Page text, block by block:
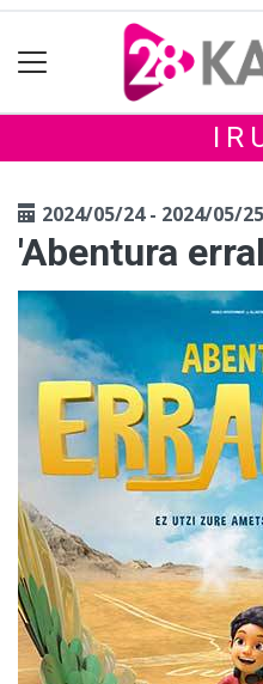
2024/05/24 - 2024/05/25
'Abentura